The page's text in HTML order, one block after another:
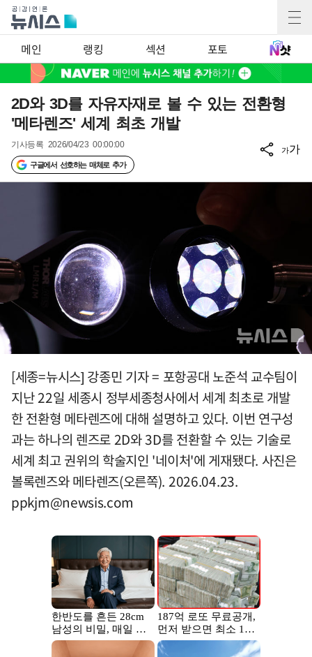
메인 랭킹 섹션 포토
2D와 3D를 자유자재로 볼 수 있는 전환형
'메타렌즈' 세계 최초 개발
기사등록 2026/04/23 00:00:00
구글에서 선호하는 매체로 추가
가가
[세종=뉴시스] 강종민 기자 = 포항공대 노준석 교수팀이
지난 22일 세종시 정부세종청사에서 세계 최초로 개발
한 전환형 메타렌즈에 대해 설명하고 있다. 이번 연구성
과는 하나의 렌즈로 2D와 3D를 전환할 수 있는 기술로
세계 최고 권위의 학술지인 '네이처'에 게재됐다. 사진은
볼록렌즈와 메타렌즈(오른쪽). 2026.04.23.
ppkjm@newsis.com